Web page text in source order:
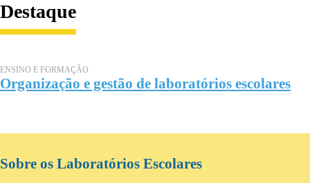
Destaque
ENSINO E FORMAÇÃO
Organização e gestão de laboratórios escolares
Sobre os Laboratórios Escolares